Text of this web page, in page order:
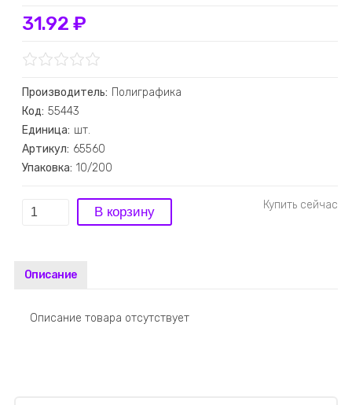
31.92 ₽
Производитель: Полиграфика
Код: 55443
Единица: шт.
Артикул: 65560
Упаковка: 10/200
Описание
Описание товара отсутствует